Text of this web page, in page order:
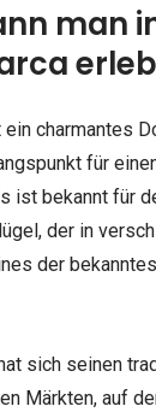
man
ein charmantes
für
ist bekannt für
der in
der
sich seinen
Märkten, auf